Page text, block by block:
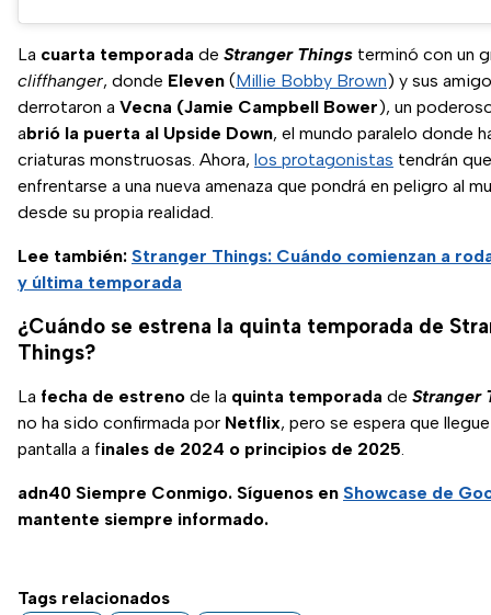
La cuarta temporada de Stranger Things terminó con un
cliffhanger, donde Eleven (Millie Bobby Brown) y sus
derrotaron a Vecna (Jamie Campbell Bower), un
abrió la puerta al Upside Down, el mundo paralelo donde
criaturas monstruosas. Ahora, los protagonistas tendrán que
enfrentarse a una nueva amenaza que pondrá en peligro al
desde su propia realidad.
Lee también: Stranger Things: Cuándo comienzan a
y última temporada
¿Cuándo se estrena la quinta temporada de
Things?
La fecha de estreno de la quinta temporada de Stranger
no ha sido confirmada por Netflix, pero se espera que
pantalla a finales de 2024 o principios de 2025.
adn40 Siempre Conmigo. Síguenos en Showcase de
mantente siempre informado.
Tags relacionados